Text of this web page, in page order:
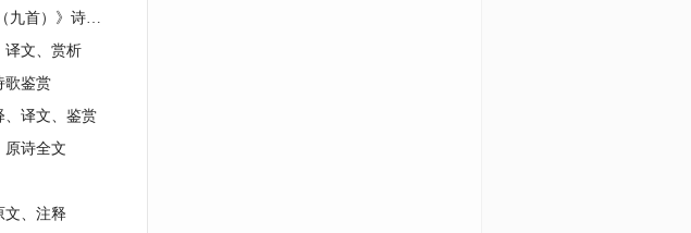
朱正芳,李子嘉《安徽黄山之行（九首）》诗歌散文赏析
译文、赏析
歌鉴赏
、译文、鉴赏
原诗全文
文、注释